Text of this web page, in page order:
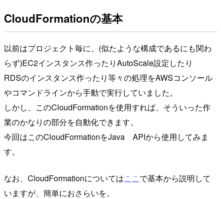
CloudFormationの基本
以前はプロジェクト毎に、(似たような構成であるにも関わ
らず)EC2インスタンス作ったりAutoScale設定したり
RDSのインスタンス作ったり等々の処理をAWSコンソール
やコマンドラインから手動で実行していました。
しかし、このCloudFormationを使用すれば、そういった作
業のかなりの部分を自動化できます。
今回はこのCloudFormationをJava APIから使用してみま
す。
なお、CloudFormationについてはここで基本から説明して
いますが、簡単におさらいを。